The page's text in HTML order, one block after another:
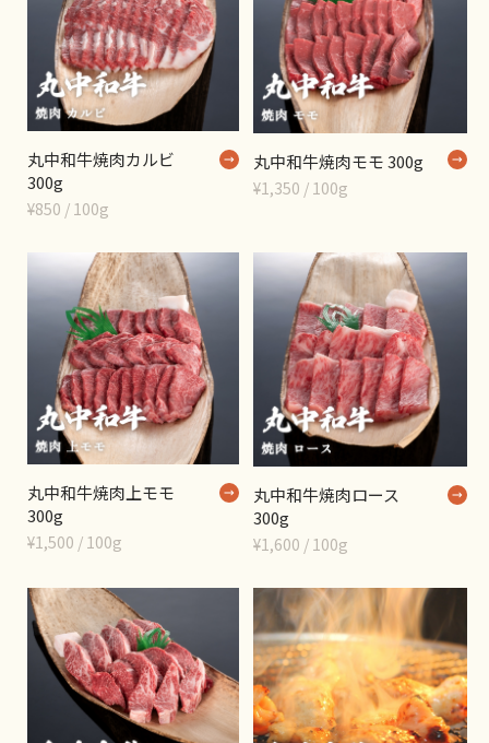
丸中和牛焼肉カルビ
300g
¥850 / 100g
丸中和牛焼肉モモ 300g
¥1,350 / 100g
丸中和牛焼肉上モモ
300g
¥1,500 / 100g
丸中和牛焼肉ロース
300g
¥1,600 / 100g